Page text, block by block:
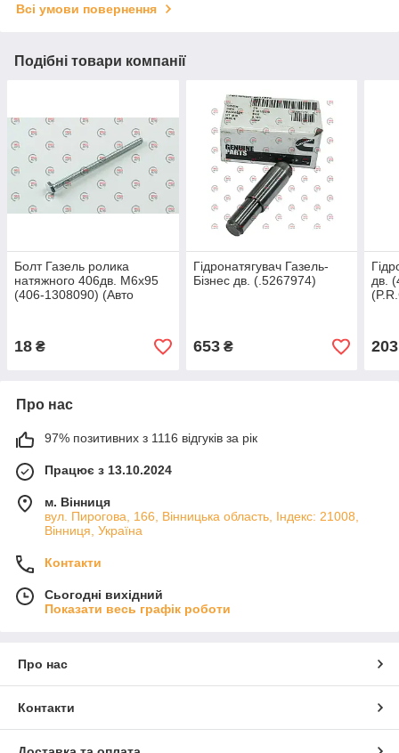
Всі умови повернення
Подібні товари компанії
Болт Газель ролика
натяжного 406дв. М6х95
(406-1308090) (Авто
18 ₴
Гідронатягувач Газель-
Бізнес дв. (.5267974)
653₴
дв.
203
Про нас
97% позитивних з 1116 відгуків за рік
Працює з 13.10.2024
м. Вінниця
вул. Пирогова, 166, Вінницька область, Індекс: 21008,
Вінниця, Україна
Контакти
Сьогодні вихідний
Показати весь графік роботи
Про нас
Контакти